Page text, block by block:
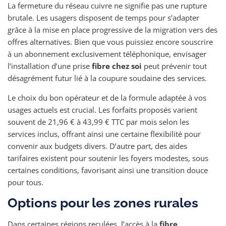
La fermeture du réseau cuivre ne signifie pas une rupture
brutale. Les usagers disposent de temps pour s’adapter
grâce à la mise en place progressive de la migration vers des
offres alternatives. Bien que vous puissiez encore souscrire
à un abonnement exclusivement téléphonique, envisager
l’installation d’une prise fibre chez soi peut prévenir tout
désagrément futur lié à la coupure soudaine des services.
Le choix du bon opérateur et de la formule adaptée à vos
usages actuels est crucial. Les forfaits proposés varient
souvent de 21,96 € à 43,99 € TTC par mois selon les
services inclus, offrant ainsi une certaine flexibilité pour
convenir aux budgets divers. D’autre part, des aides
tarifaires existent pour soutenir les foyers modestes, sous
certaines conditions, favorisant ainsi une transition douce
pour tous.
Options pour les zones rurales
Dans certaines régions reculées, l’accès à la fibre